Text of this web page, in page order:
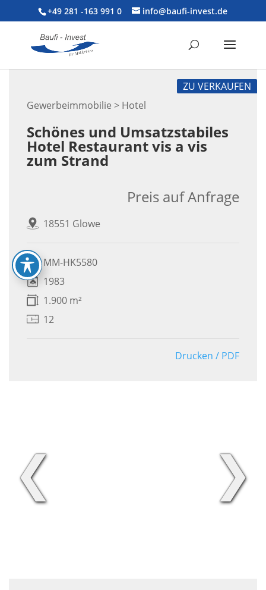
+49 281 -163 991 0 info@baufi-invest.de
Gewerbeimmobilie > Hotel
ZU VERKAUFEN
Schönes und Umsatzstabiles
Hotel Restaurant vis a vis
zum Strand
18551 Glowe
Preis auf Anfrage
MM-HK5580
1983
1.900 m²
12
Drucken / PDF
❮ ❯